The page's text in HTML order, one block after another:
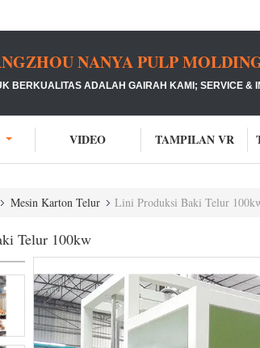
NANYA PULP
BERKUALITAS ADALAH GAIRAH KAMI; SERVICE &
VIDEO TAMPILAN VR
Mesin Karton Telur Lini Produksi Baki Telur
Telur 100kw